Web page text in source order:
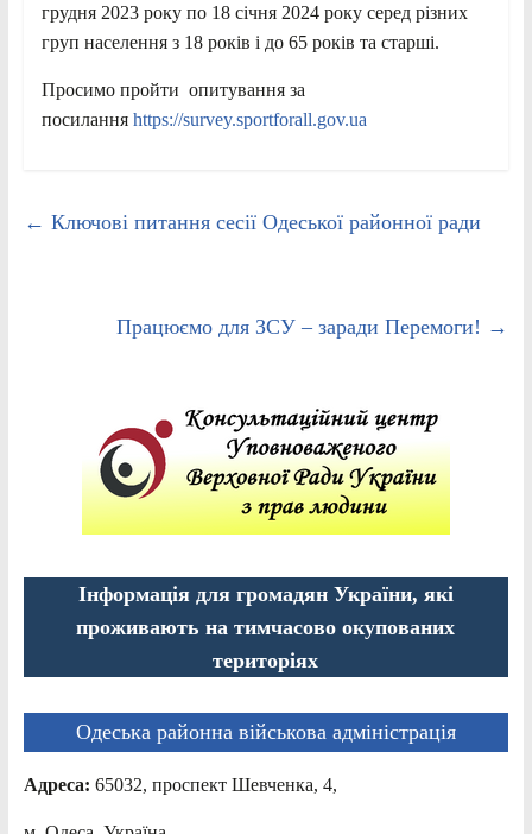
грудня 2023 року по 18 січня 2024 року серед різних
груп населення з 18 років і до 65 років та старші.
Просимо пройти опитування за
посилання https://survey.sportforall.gov.ua
← Ключові питання сесії Одеської районної ради
Працюємо для ЗСУ – заради Перемоги! →
Інформація для громадян України, які
проживають на тимчасово окупованих
територіях
Одеська районна військова адміністрація
Адреса: 65032, проспект Шевченка, 4,